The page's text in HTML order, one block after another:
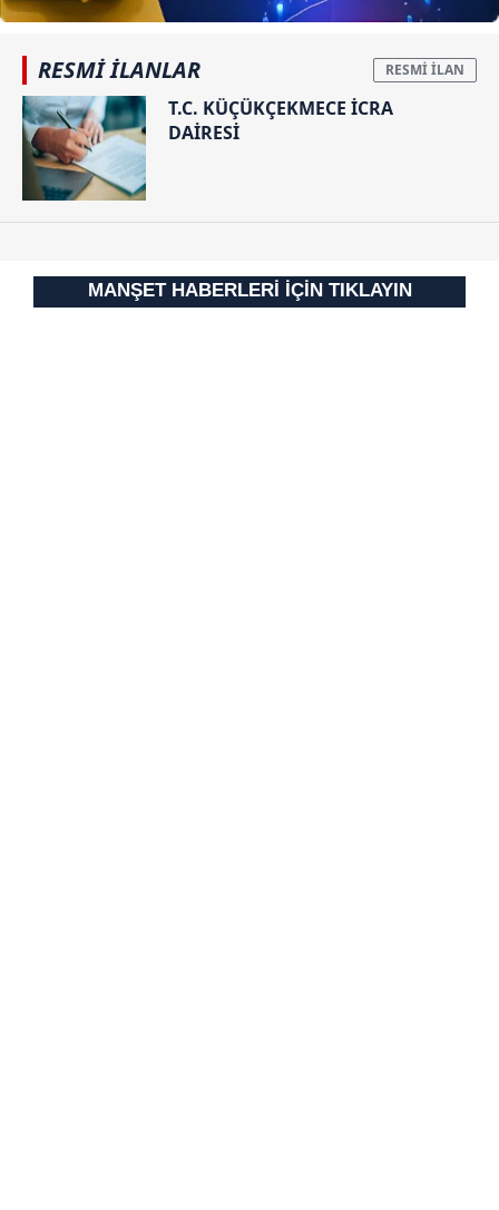
RESMİ İLANLAR
T.C. KÜÇÜKÇEKMECE İCRA
DAİRESİ
MANŞET HABERLERİ İÇİN TIKLAYIN